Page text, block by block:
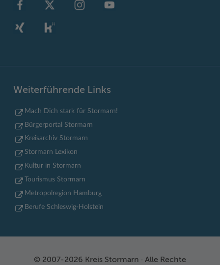
Weiterführende Links
Mach Dich stark für Stormarn!
Bürgerportal Stormarn
Kreisarchiv Stormarn
Stormarn Lexikon
Kultur in Stormarn
Tourismus Stormarn
Metropolregion Hamburg
Berufe Schleswig-Holstein
© 2007-2026 Kreis Stormarn · Alle Rechte